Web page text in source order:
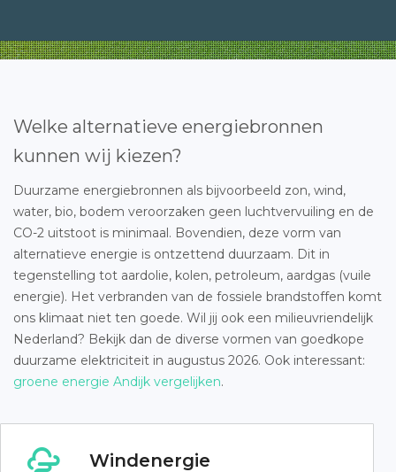
Welke alternatieve energiebronnen
kunnen wij kiezen?
Duurzame energiebronnen als bijvoorbeeld zon, wind,
water, bio, bodem veroorzaken geen luchtvervuiling en de
CO-2 uitstoot is minimaal. Bovendien, deze vorm van
alternatieve energie is ontzettend duurzaam. Dit in
tegenstelling tot aardolie, kolen, petroleum, aardgas (vuile
energie). Het verbranden van de fossiele brandstoffen komt
ons klimaat niet ten goede. Wil jij ook een milieuvriendelijk
Nederland? Bekijk dan de diverse vormen van goedkope
duurzame elektriciteit in augustus 2026. Ook interessant:
groene energie Andijk vergelijken.
Windenergie